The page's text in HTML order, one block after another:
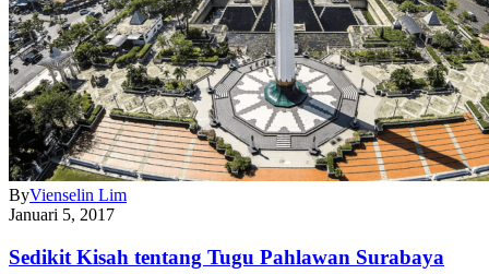
ByVienselin Lim
Januari 5, 2017
Sedikit Kisah tentang Tugu Pahlawan Surabaya